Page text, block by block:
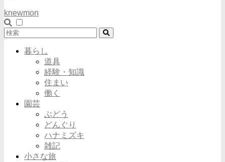
knewmon
暮らし
道具
経験・知識
住まい
働く
園芸
ぶどう
どんぐり
ハナミズキ
雑記
小さな旅